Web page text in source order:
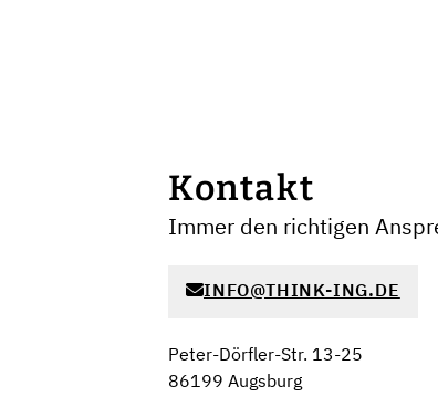
Kontakt
Immer den richtigen
INFO@THINK-ING.DE
Peter-Dörfler-Str. 13-25
86199 Augsburg